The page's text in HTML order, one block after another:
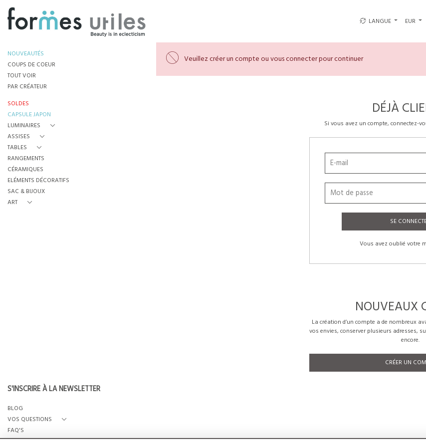
LANGUE EUR
NOUVEAUTÉS
COUPS DE COEUR
TOUT VOIR
PAR CRÉATEUR
SOLDES
CAPSULE JAPON
LUMINAIRES
ASSISES
TABLES
RANGEMENTS
CÉRAMIQUES
ELÉMENTS DÉCORATIFS
SAC & BIJOUX
ART
S'INSCRIRE À LA NEWSLETTER
BLOG
VOS QUESTIONS
FAQ'S
QUI SOMMES-NOUS?
Veuillez créer un compte ou vous connecter pour continuer
DÉJÀ
Si vous avez un compte, connectez-
SE
Vous avez oublié votre
NOUVEAUX
La création d’un compte a de nombreux
vos envies, conserver plusieurs adresses,
encore.
CRÉER UN